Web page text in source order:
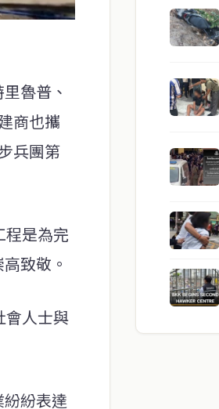
魯普、
商也攜
兵團第
程是為完
致敬。
會人士與
紛表達